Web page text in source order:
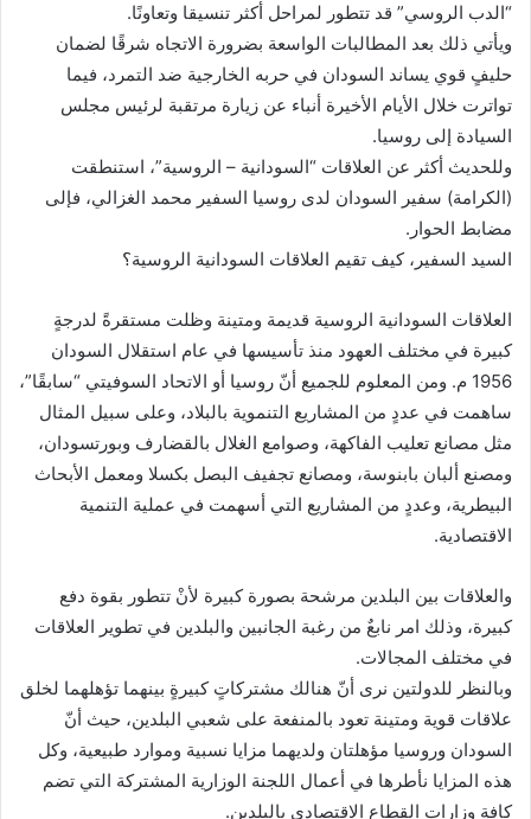
“الدب الروسي” قد تتطور لمراحل أكثر تنسيقا وتعاونًا.
ويأتي ذلك بعد المطالبات الواسعة بضرورة الاتجاه شرقًا لضمان
حليفٍ قوي يساند السودان في حربه الخارجية ضد التمرد، فيما
تواترت خلال الأيام الأخيرة أنباء عن زيارة مرتقبة لرئيس مجلس
السيادة إلى روسيا.
وللحديث أكثر عن العلاقات “السودانية – الروسية”، استنطقت
(الكرامة) سفير السودان لدى روسيا السفير محمد الغزالي، فإلى
مضابط الحوار.
السيد السفير، كيف تقيم العلاقات السودانية الروسية؟
العلاقات السودانية الروسية قديمة ومتينة وظلت مستقرةً لدرجةٍ
كبيرة في مختلف العهود منذ تأسيسها في عام استقلال السودان
1956 م. ومن المعلوم للجميع أنّ روسيا أو الاتحاد السوفيتي “سابقًا”،
ساهمت في عددٍ من المشاريع التنموية بالبلاد، وعلى سبيل المثال
مثل مصانع تعليب الفاكهة، وصوامع الغلال بالقضارف وبورتسودان،
ومصنع ألبان بابنوسة، ومصانع تجفيف البصل بكسلا ومعمل الأبحاث
البيطرية، وعددٍ من المشاريع التي أسهمت في عملية التنمية
الاقتصادية.
والعلاقات بين البلدين مرشحة بصورة كبيرة لأنْ تتطور بقوة دفع
كبيرة، وذلك امر نابعٌ من رغبة الجانبين والبلدين في تطوير العلاقات
في مختلف المجالات.
وبالنظر للدولتين نرى أنّ هنالك مشتركاتٍ كبيرةٍ بينهما تؤهلهما لخلق
علاقات قوية ومتينة تعود بالمنفعة على شعبي البلدين، حيث أنّ
السودان وروسيا مؤهلتان ولديهما مزايا نسبية وموارد طبيعية، وكل
هذه المزايا نأطرها في أعمال اللجنة الوزارية المشتركة التي تضم
كافة وزارات القطاع الاقتصادي بالبلدين.